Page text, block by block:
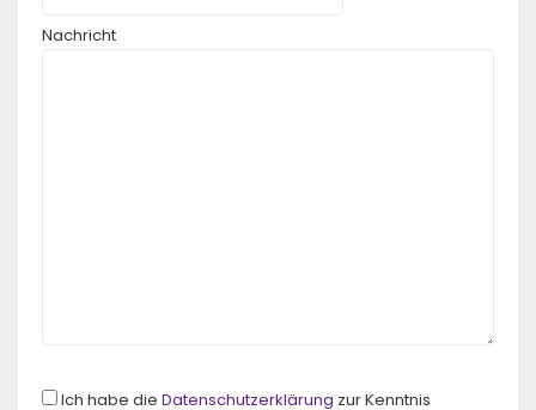
Nachricht
Ich habe die Datenschutzerklärung zur Kenntnis